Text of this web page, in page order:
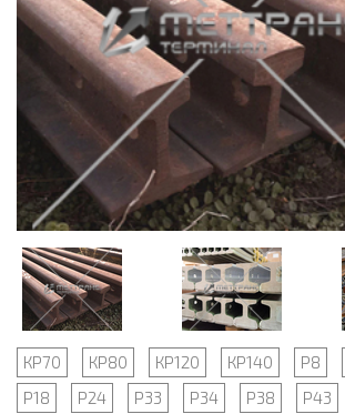
КР70 КР80 КР120 КР140 Р8
Р18
Р24 Р33 Р34 Р38 Р43